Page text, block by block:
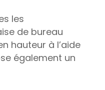
les
de bureau
hauteur à l’aide
également un